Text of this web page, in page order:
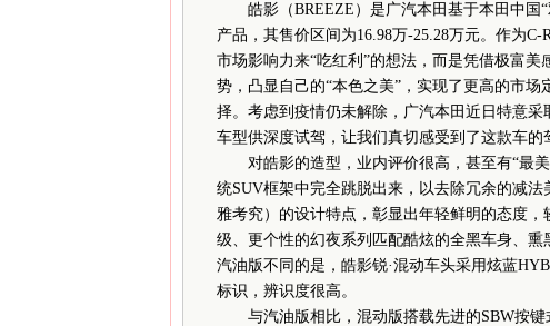
皓影（BREEZE）是广汽本田基于本田中国
产品，其售价区间为16.98万-25.28万元。作为
市场影响力来“吃红利”的想法，而是凭借极富
势，凸显自己的“本色之美”，实现了更高的市
择。考虑到疫情仍未解除，广汽本田近日特意
车型供深度试驾，让我们真切感受到了这款车的
对皓影的造型，业内评价很高，甚至有“最美
统SUV框架中完全跳脱出来，以去除冗余的减
雅考究）的设计特点，彰显出年轻鲜明的态度
级、更个性的幻夜系列匹配酷炫的全黑车身、
汽油版不同的是，皓影锐·混动车头采用炫蓝
标识，辨识度很高。
与汽油版相比，混动版搭载先进的SBW按键